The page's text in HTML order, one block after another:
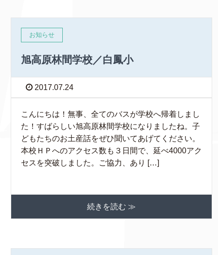
お知らせ
旭高原林間学校／白鳳小
2017.07.24
こんにちは！無事、全てのバスが学校へ帰着しまし
た！すばらしい旭高原林間学校になりましたね。子
どもたちのお土産話をぜひ聞いてあげてください。
本校ＨＰへのアクセス数も３日間で、延べ4000アク
セスを突破しました。ご協力、あり […]
続きを読む ≫